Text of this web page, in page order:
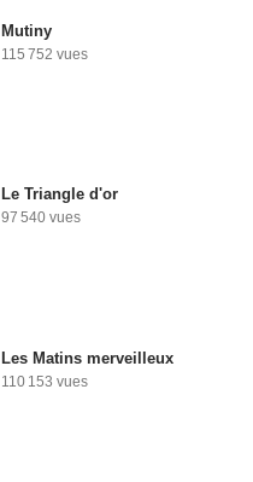
Mutiny
115 752 vues
Le Triangle d'or
97 540 vues
Les Matins merveilleux
110 153 vues